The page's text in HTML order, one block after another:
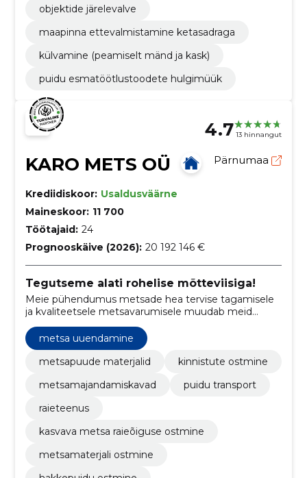
objektide järelevalve
maapinna ettevalmistamine ketasadraga
külvamine (peamiselt mänd ja kask)
puidu esmatöötlustoodete hulgimüük
4.7 13 hinnangut
KARO METS OÜ Pärnumaa
Krediidiskoor: Usaldusväärne
Maineskoor: 11 700
Töötajaid: 24
Prognooskäive (2026): 20 192 146 €
Tegutseme alati rohelise mõtteviisiga!
Meie pühendumus metsade hea tervise tagamisele
ja kvaliteetsele metsavarumisele muudab meid
usaldusväärseks partneriks igale metsaomanikule.
metsa uuendamine
metsapuude materjalid
kinnistute ostmine
metsamajandamiskavad
puidu transport
raieteenus
kasvava metsa raieõiguse ostmine
metsamaterjali ostmine